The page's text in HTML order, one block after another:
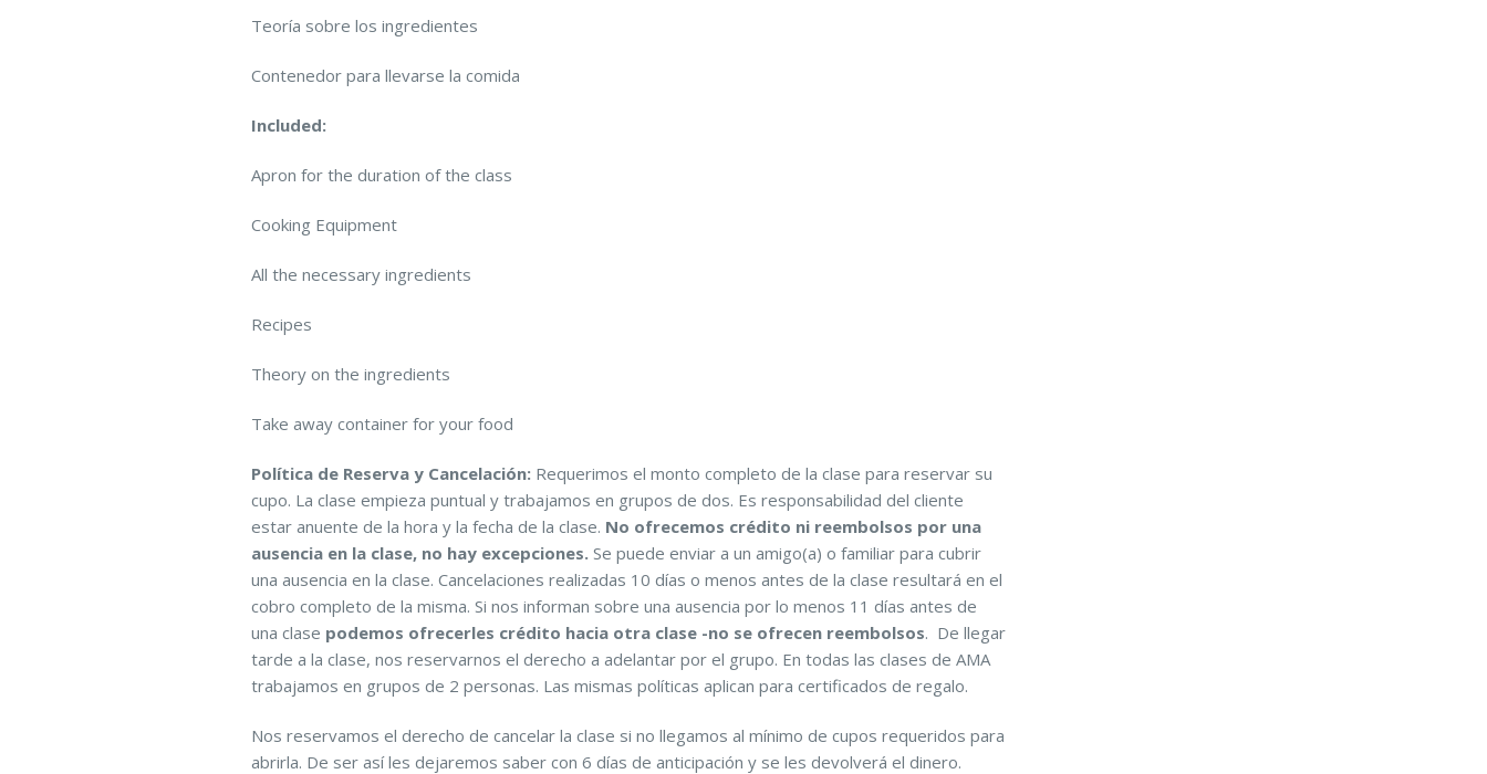
Teoría sobre los ingredientes
Contenedor para llevarse la comida
Included:
Apron for the duration of the class
Cooking Equipment
All the necessary ingredients
Recipes
Theory on the ingredients
Take away container for your food
Política de Reserva y Cancelación: Requerimos el monto completo de la clase para reservar su
cupo. La clase empieza puntual y trabajamos en grupos de dos. Es responsabilidad del cliente
estar anuente de la hora y la fecha de la clase. No ofrecemos crédito ni reembolsos por una
ausencia en la clase, no hay excepciones. Se puede enviar a un amigo(a) o familiar para cubrir
una ausencia en la clase. Cancelaciones realizadas 10 días o menos antes de la clase resultará en el
cobro completo de la misma. Si nos informan sobre una ausencia por lo menos 11 días antes de
una clase podemos ofrecerles crédito hacia otra clase -no se ofrecen reembolsos. De llegar
tarde a la clase, nos reservarnos el derecho a adelantar por el grupo. En todas las clases de AMA
trabajamos en grupos de 2 personas. Las mismas políticas aplican para certificados de regalo.
Nos reservamos el derecho de cancelar la clase si no llegamos al mínimo de cupos requeridos para
abrirla. De ser así les dejaremos saber con 6 días de anticipación y se les devolverá el dinero.